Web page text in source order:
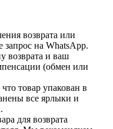
возврата или
запрос на WhatsApp.
возврата и ваш
(обмен или
товар упакован в
все ярлыки и
для возврата